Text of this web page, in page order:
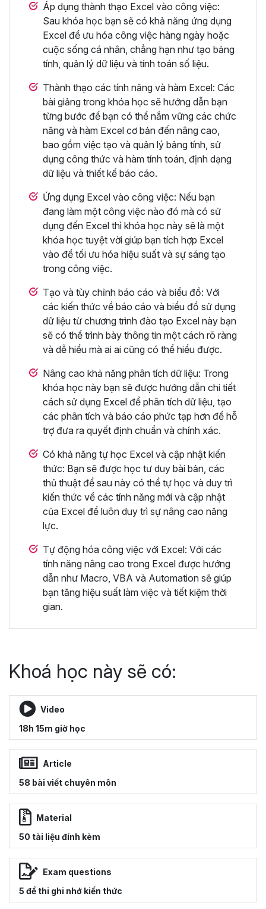
Áp dụng thành thạo Excel vào công việc:
Sau khóa học bạn sẽ có khả năng ứng dụng
Excel để ưu hóa công việc hàng ngày hoặc
cuộc sống cá nhân, chẳng hạn như tạo bảng
tính, quản lý dữ liệu và tính toán số liệu.
Thành thạo các tính năng và hàm Excel: Các
bài giảng trong khóa học sẽ hướng dẫn bạn
từng bước để bạn có thể nắm vững các chức
năng và hàm Excel cơ bản đến nâng cao,
bao gồm việc tạo và quản lý bảng tính, sử
dụng công thức và hàm tính toán, định dạng
dữ liệu và thiết kế báo cáo.
Ứng dụng Excel vào công việc: Nếu bạn
đang làm một công việc nào đó mà có sử
dụng đến Excel thì khóa học này sẽ là một
khóa học tuyệt vời giúp bạn tích hợp Excel
vào để tối ưu hóa hiệu suất và sự sáng tạo
trong công việc.
Tạo và tùy chỉnh báo cáo và biểu đồ: Với
các kiến thức về báo cáo và biểu đồ sử dụng
dữ liệu từ chương trình đào tạo Excel này bạn
sẽ có thể trình bày thông tin một cách rõ ràng
và dễ hiểu mà ai ai cũng có thể hiểu được.
Nâng cao khả năng phân tích dữ liệu: Trong
khóa học này bạn sẽ được hướng dẫn chi tiết
cách sử dụng Excel để phân tích dữ liệu, tạo
các phân tích và báo cáo phức tạp hơn để hỗ
trợ đưa ra quyết định chuẩn và chính xác.
Có khả năng tự học Excel và cập nhật kiến
thức: Bạn sẽ được học tư duy bài bản, các
thủ thuật để sau này có thể tự học và duy trì
kiến thức về các tính năng mới và cập nhật
của Excel để luôn duy trì sự nâng cao năng
lực.
Tự động hóa công việc với Excel: Với các
tính năng nâng cao trong Excel được hướng
dẫn như Macro, VBA và Automation sẽ giúp
bạn tăng hiệu suất làm việc và tiết kiệm thời
gian.
Khoá học này sẽ có:
Video
18h 15m giờ học
Article
58 bài viết chuyên môn
Material
50 tài liệu đính kèm
Exam questions
5 đề thi ghi nhớ kiến thức